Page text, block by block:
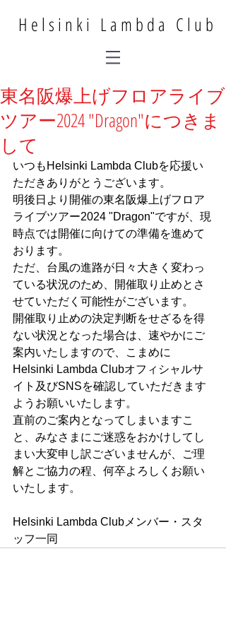
Helsinki Lambda Club
東名阪爆上げフロアライブ
ツアー2024 "Dragon"につきま
して
いつもHelsinki Lambda Clubを応援い
ただきありがとうございます。
明後日より開催の東名阪爆上げフロア
ライブツアー2024 "Dragon"ですが、現
時点では開催に向けての準備を進めて
おります。
ただ、台風の進路が日々大きく変わっ
ている状況のため、開催取り止めとさ
せていただく可能性がございます。
開催取り止めの決定判断をせざるを得
ない状況となった場合は、速やかにご
案内いたしますので、こまめに
Helsinki Lambda Clubオフィシャルサ
イト及びSNSを確認していただきます
ようお願いいたします。
直前のご案内となってしまいますこ
と、みなさまにご迷惑をおかけしてし
まい大変申し訳ございませんが、ご理
解とご協力の程、何卒よろしくお願い
いたします。
Helsinki Lambda Clubメンバー・スタ
ッフ一同